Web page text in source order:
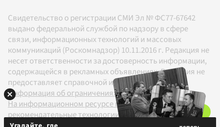
Свидетельство о регистрации СМИ Эл № ФС77-67642
выдано федеральной службой по надзору в сфере
связи, информационных технологий и массовых
коммуникаций (Роскомнадзор) 10.11.2016 г. Редакция не
несет ответственности за достоверность информации,
содержащейся в рекламных объявлениях. Редакция не
предоставляет справочной информации.
Информация об ограничениях
На информационном ресурсе применяются
рекомендательные технологии в соответствии с